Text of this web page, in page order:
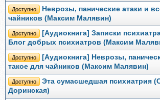
Доступно
Неврозы, панические атаки и
чайников (Максим Малявин)
Доступно
[Аудиокнига] Записки
Блог добрых психиатров (Максим
Доступно
[Аудиокнига] Неврозы,
такое для чайников (Максим Малявин)
Доступно
Эта сумасшедшая психиатрия
Доринская)